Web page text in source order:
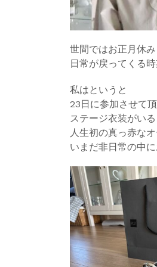
世間ではお正月休
日常が戻ってくる
私はというと
23日に参加させて
ステージ衣装がい
人生初の真っ赤な
いまだ非日常の中